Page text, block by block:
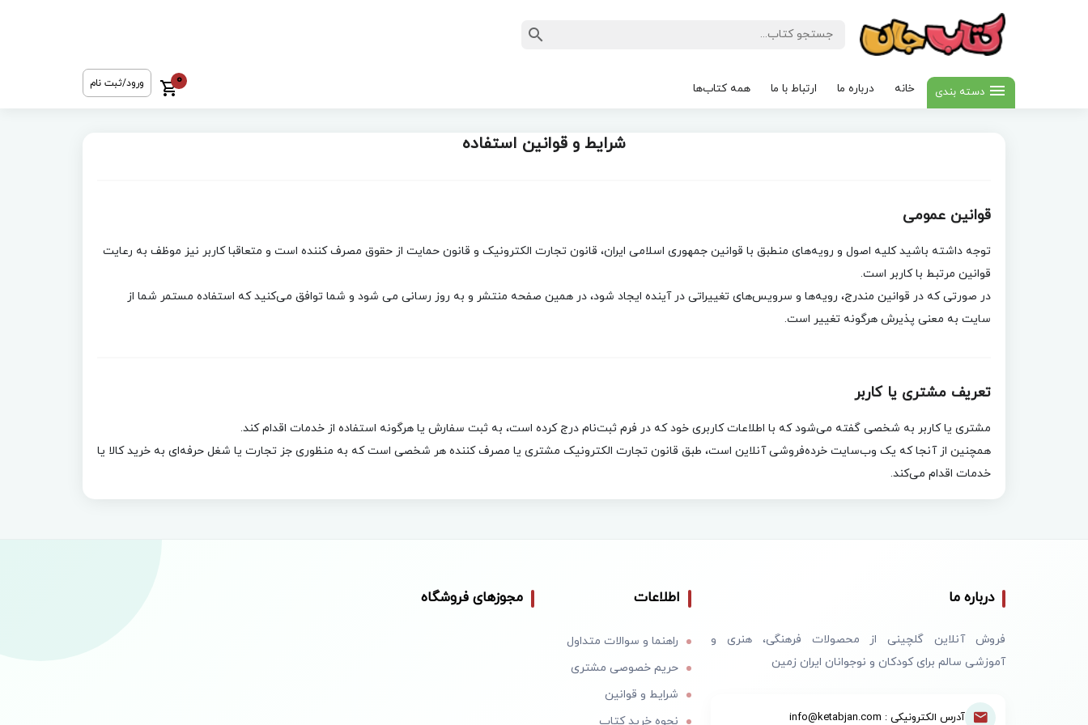
دسته بندی خانه درباره ما ارتباط با ما همه کتاب‌ها
0 ورود/ثبت نام
شرایط و قوانین استفاده
قوانین عمومی
توجه داشته باشید کلیه اصول و رویه‏‌های منطبق با قوانین جمهوری اسلامی ایران، قانون تجارت الکترونیک و قانون حمایت از حقوق مصرف کننده است و متعاقبا کاربر نیز موظف به رعایت
قوانین مرتبط با کاربر است.
در صورتی که در قوانین مندرج، رویه‏‌ها و سرویس‏‌های تغییراتی در آینده ایجاد شود، در همین صفحه منتشر و به روز رسانی می شود و شما توافق می‏‌کنید که استفاده مستمر شما از
سایت به معنی پذیرش هرگونه تغییر است.
تعریف مشتری یا کاربر
مشتری یا کاربر به شخصی گفته می‌شود که با اطلاعات کاربری خود که در فرم ثبت‌نام درج کرده است، به ثبت سفارش یا هرگونه استفاده از خدمات اقدام کند.
همچنین از آنجا که یک وب‌سایت خرده‌فروشی آنلاین است، طبق قانون تجارت الکترونیک مشتری یا مصرف کننده هر شخصی است که به منظوری جز تجارت یا شغل حرفه‌ای به خرید کالا یا
خدمات اقدام می‌کند.
درباره ما
فروش آنلاین گلچینی از محصولات فرهنگی، هنری و
آموزشی سالم برای کودکان و نوجوانان ایران زمین
آدرس الکترونیکی : info@ketabjan.com
اطلاعات
راهنما و سوالات متداول
حریم خصوصی مشتری
شرایط و قوانین
نحوه خرید کتاب
مجوزهای فروشگاه